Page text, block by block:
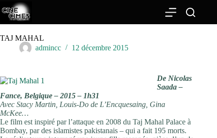
Passer
au
contenu
TAJ MAHAL
admincc
12 décembre 2015
De Nicolas
Saada –
Fance, Belgique – 2015 – 1h31
Avec Stacy Martin, Louis-Do de L’Encquesaing, Gina
McKee…
Le film est inspiré par l’attaque en 2008 du Taj Mahal Palace à
Bombay, par des islamistes pakistanais – qui a fait 195 morts.